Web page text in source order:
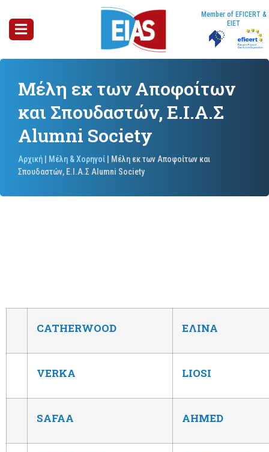
Member of EFICERT &
EIET
Μέλη εκ των Αποφοίτων
και Σπουδαστών, Ε.Ι.Α.Σ
Alumni Society
Αρχική Μέλη & Χορηγοί
Μέλη εκ των Αποφοίτων και
Σπουδαστών, Ε.Ι.Α.Σ Alumni Society
CATHERWOOD ΕΛΙΝΑ
VERKA LIOSI
SAFAA AHMED